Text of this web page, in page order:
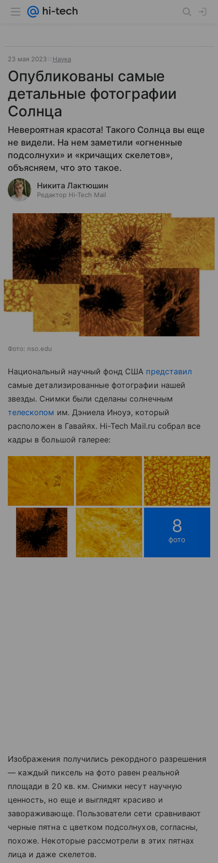
23 мая 2023 Наука
Опубликованы самые
детальные фотографии
Солнца
Невероятная красота! Такого Солнца вы еще
не видели. На нем заметили «огненные
подсолнухи» и «кричащих скелетов»,
объясняем, что это такое.
Никита Лактюшин
Редактор Hi-Tech Mail
Фото: nso.edu
Национальный научный фонд США представил
самые детализированные фотографии нашей
звезды. Снимки были сделаны солнечным
телескопом им. Дэниела Иноуэ, который
расположен в Гавайях. Hi-Tech Mail.ru собрал все
кадры в большой галерее:
8
фото
Изображения получились рекордного разрешения
— каждый пиксель на фото равен реальной
площади в 20 кв. км. Снимки несут научную
ценность, но еще и выглядят красиво и
завораживающе. Пользователи сети сравнивают
черные пятна с цветком подсолнухов, согласны,
похоже. Некоторые рассмотрели в этих пятнах
лица и даже скелетов.